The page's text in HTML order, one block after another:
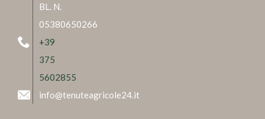
BL. N.
05380650266
+39
375
5602855
info@tenuteagricole24.it